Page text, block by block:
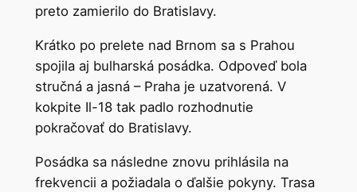
preto zamierilo do Bratislavy.
Krátko po prelete nad Brnom sa s Prahou
spojila aj bulharská posádka. Odpoveď bola
stručná a jasná – Praha je uzatvorená. V
kokpite Il-18 tak padlo rozhodnutie
pokračovať do Bratislavy.
Posádka sa následne znovu prihlásila na
frekvencii a požiadala o ďalšie pokyny. Trasa